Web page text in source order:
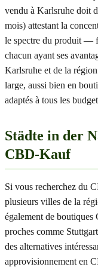
vendu à Karlsruhe doit
mois) attestant la
le spectre du produit —
chacun ayant ses
Karlsruhe et de la
large, aussi bien en
adaptés à tous les
Städte in der
CBD-Kauf
Si vous recherchez du
plusieurs villes de la
également de
proches comme
des alternatives
approvisionnement en